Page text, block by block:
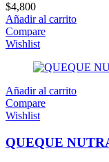
$4,800
Añadir al carrito
Compare
Wishlist
Añadir al carrito
Compare
Wishlist
QUEQUE